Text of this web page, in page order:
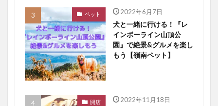
ペット 2022年6月7日
犬と一緒に行ける！『レ
インボーライン山頂公
園』で絶景&グルメを楽し
もう【嶺南ペット】
開店 2022年11月18日